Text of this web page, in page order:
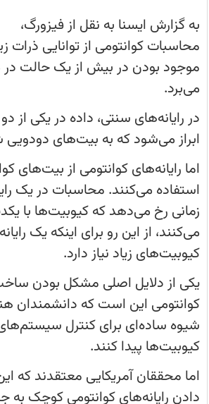
آزمایشگاه
پرتوی
یون
ساندیا
ادغام
اتم
یک
ماتریس
الماس
دو
رایانه
کوانتومی
متفاوت
را
به
هم
متصل
کنند.
به گزارش ایسنا به نقل از فیزورگ،
محاسبات کوانتومی از توانایی ذرات
موجود بودن در بیش از یک حالت در
می‌برد.
در رایانه‌های سنتی، داده در یکی
ابراز می‌شود که به بیت‌های دودویی
اما رایانه‌های کوانتومی از بیت‌های
استفاده می‌کنند. محاسبات در یک
زمانی رخ می‌دهد که کیوبیت‌ها با
می‌کنند، از این رو برای اینکه یک
کیوبیت‌های زیاد نیاز دارد.
یکی از دلایل اصلی مشکل بودن
کوانتومی این است که دانشمندان
شیوه ساده‌ای برای کنترل
کیوبیت‌ها پیدا کنند.
اما محققان آمریکایی معتقدند که
دادن رایانه‌های کوانتومی کوچک